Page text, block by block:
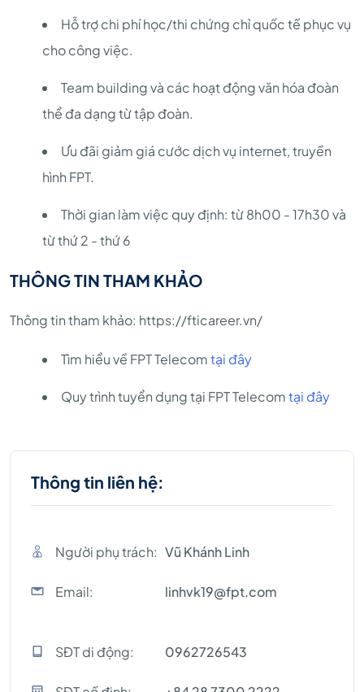
Hỗ trợ chi phí học/thi chứng chỉ quốc tế phục vụ
cho công việc.
Team building và các hoạt động văn hóa đoàn
thể đa dạng từ tập đoàn.
Ưu đãi giảm giá cước dịch vụ internet, truyền
hình FPT.
Thời gian làm việc quy định: từ 8h00 - 17h30 và
từ thứ 2 - thứ 6
THÔNG TIN THAM KHẢO
Thông tin tham khảo: https://fticareer.vn/
Tìm hiểu về FPT Telecomtại đây
Quy trình tuyển dụng tại FPT Telecomtại đây
Thông tin liên hệ:
Người phụ trách: Vũ Khánh Linh
Email: linhvk19@fpt.com
SĐT di động: 0962726543